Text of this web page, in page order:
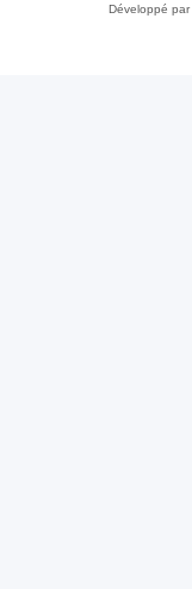
Développé par